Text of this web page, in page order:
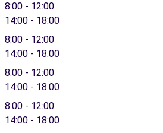
8:00 - 12:00
14:00 - 18:00
8:00 - 12:00
14:00 - 18:00
8:00 - 12:00
14:00 - 18:00
8:00 - 12:00
14:00 - 18:00